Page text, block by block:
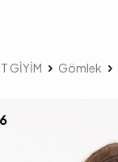
GİYİM Gömlek